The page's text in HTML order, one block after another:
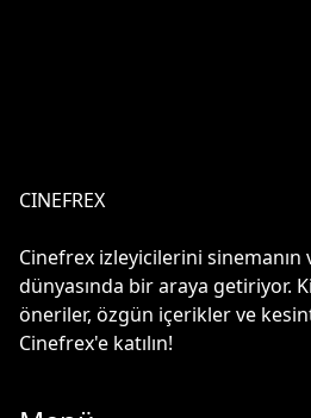
CINEFREX
Cinefrex izleyicilerini
dünyasında bir araya getiriyor.
öneriler, özgün içerikler ve
Cinefrex'e katılın!